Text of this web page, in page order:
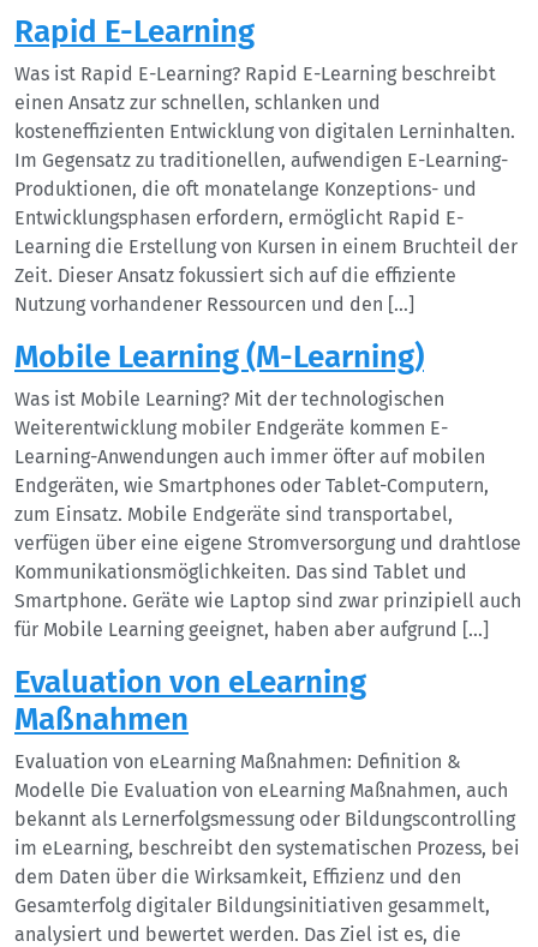
Rapid E-Learning
Was ist Rapid E-Learning? Rapid E-Learning beschreibt
einen Ansatz zur schnellen, schlanken und
kosteneffizienten Entwicklung von digitalen Lerninhalten.
Im Gegensatz zu traditionellen, aufwendigen E-Learning-
Produktionen, die oft monatelange Konzeptions- und
Entwicklungsphasen erfordern, ermöglicht Rapid E-
Learning die Erstellung von Kursen in einem Bruchteil der
Zeit. Dieser Ansatz fokussiert sich auf die effiziente
Nutzung vorhandener Ressourcen und den […]
Mobile Learning (M-Learning)
Was ist Mobile Learning? Mit der technologischen
Weiterentwicklung mobiler Endgeräte kommen E-
Learning-Anwendungen auch immer öfter auf mobilen
Endgeräten, wie Smartphones oder Tablet-Computern,
zum Einsatz. Mobile Endgeräte sind transportabel,
verfügen über eine eigene Stromversorgung und drahtlose
Kommunikationsmöglichkeiten. Das sind Tablet und
Smartphone. Geräte wie Laptop sind zwar prinzipiell auch
für Mobile Learning geeignet, haben aber aufgrund […]
Evaluation von eLearning
Maßnahmen
Evaluation von eLearning Maßnahmen: Definition &
Modelle Die Evaluation von eLearning Maßnahmen, auch
bekannt als Lernerfolgsmessung oder Bildungscontrolling
im eLearning, beschreibt den systematischen Prozess, bei
dem Daten über die Wirksamkeit, Effizienz und den
Gesamterfolg digitaler Bildungsinitiativen gesammelt,
analysiert und bewertet werden. Das Ziel ist es, die